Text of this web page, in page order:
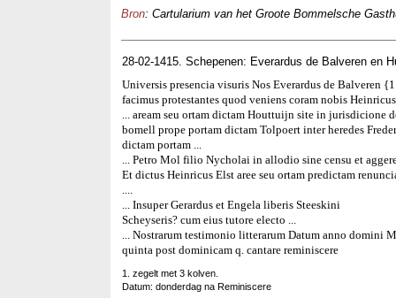
Bron: Cartularium van het Groote Bommelsche
28-02-1415. Schepenen: Everardus de Balveren en
Universis presencia visuris Nos Everardus de Balveren
facimus protestantes quod veniens coram nobis
... aream seu ortam dictam Houttuijn site in jurisdicione
bomell prope portam dictam Tolpoert inter heredes
dictam portam ...
... Petro Mol filio Nycholai in allodio sine censu et
Et dictus Heinricus Elst aree seu ortam predictam
....
... Insuper Gerardus et Engela liberis Steeskini
Scheyseris? cum eius tutore electo ...
... Nostrarum testimonio litterarum Datum anno domini
quinta post dominicam q. cantare reminiscere
1. zegelt met 3 kolven.
Datum: donderdag na Reminiscere